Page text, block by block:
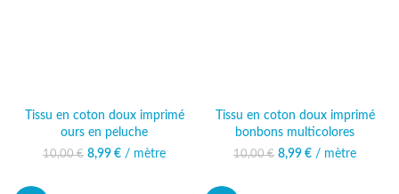
Tissu en coton doux imprimé
ours en peluche
10,00€ Le prix initial était :
8,99 € Le prix actuel
/ mètre
Tissu en coton doux imprimé
bonbons multicolores
10,00€ Le prix initial était :
8,99 € Le prix actuel
/ mètre